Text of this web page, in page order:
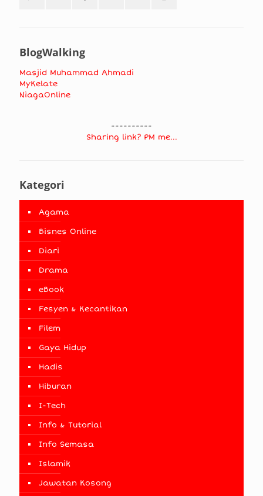
BlogWalking
Masjid Muhammad Ahmadi
MyKelate
NiagaOnline
----------
Sharing link? PM me...
Kategori
Agama
Bisnes Online
Diari
Drama
eBook
Fesyen & Kecantikan
Filem
Gaya Hidup
Hadis
Hiburan
I-Tech
Info & Tutorial
Info Semasa
Islamik
Jawatan Kosong